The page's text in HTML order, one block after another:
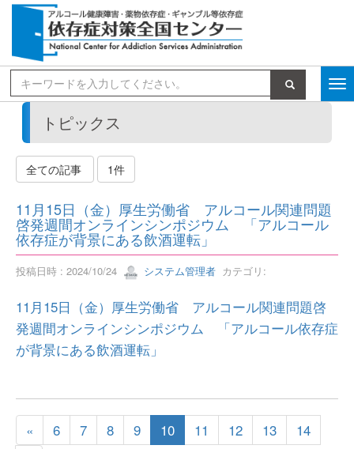
検索
トピックス
全ての記事 1件
11月15日（金）厚生労働省 アルコール関連問題
啓発週間オンラインシンポジウム 「アルコール
依存症が背景にある飲酒運転」
投稿日時 : 2024/10/24 システム管理者 カテゴリ:
11月15日（金）厚生労働省 アルコール関連問題啓
発週間オンラインシンポジウム 「アルコール依存症
が背景にある飲酒運転」
« 6 7 8 9 10 11 12 13
14